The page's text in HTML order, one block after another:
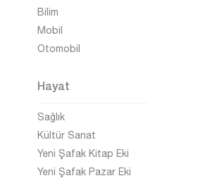
Bilim
Mobil
Otomobil
Hayat
Sağlık
Kültür Sanat
Yeni Şafak Kitap Eki
Yeni Şafak Pazar Eki